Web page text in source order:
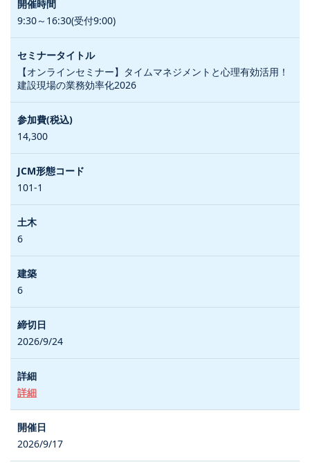
9:30～16:30(受付9:00)
【オンラインセミナー】タイムマネジメントと心理有効活用！
建設現場の業務効率化2026
14,300
101-1
6
6
2026/9/24
詳細
2026/9/17